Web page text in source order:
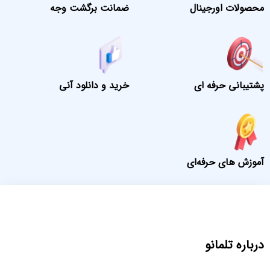
محصولات اورجینال ضمانت برگشت وجه
پشتیبانی حرفه ای خرید و دانلود آنی
آموزش های حرفه‌ای
درباره تلمانو